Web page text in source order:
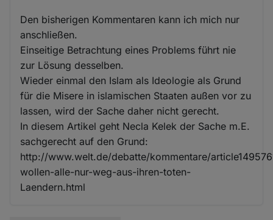
Den bisherigen Kommentaren kann ich mich nur
anschließen.
Einseitige Betrachtung eines Problems führt nie
zur Lösung desselben.
Wieder einmal den Islam als Ideologie als Grund
für die Misere in islamischen Staaten außen vor zu
lassen, wird der Sache daher nicht gerecht.
In diesem Artikel geht Necla Kelek der Sache m.E.
sachgerecht auf den Grund:
http://www.welt.de/debatte/kommentare/
wollen-alle-nur-weg-aus-ihren-toten-
Laendern.html